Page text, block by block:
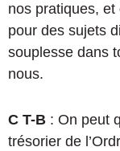
nos pratiques,
pour des sujets
souplesse dans
nous.
C T-B : On peut
trésorier de